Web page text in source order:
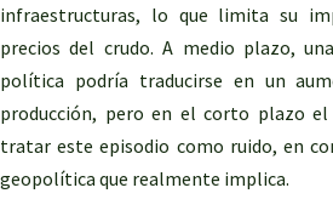
infraestructuras, lo que limita su
precios del crudo. A medio plazo,
política podría traducirse en un
producción, pero en el corto plazo
tratar este episodio como ruido, en
geopolítica que realmente implica.